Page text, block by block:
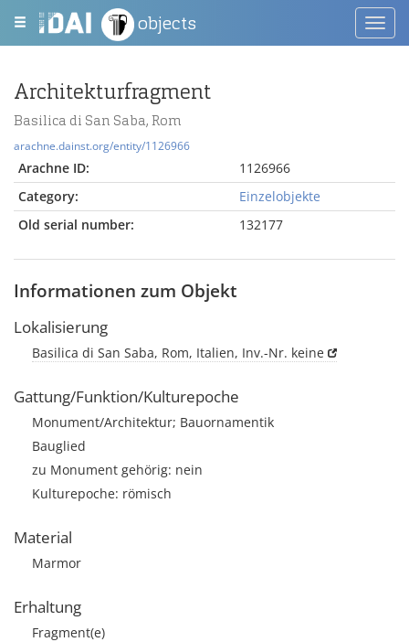
objects
Architekturfragment
Basilica di San Saba, Rom
arachne.dainst.org/entity/1126966
Arachne ID:
1126966
Category:
Einzelobjekte
Old serial number:
132177
Informationen zum Objekt
Lokalisierung
Basilica di San Saba, Rom, Italien, Inv.-Nr. keine
Gattung/Funktion/Kulturepoche
Monument/Architektur; Bauornamentik
Bauglied
zu Monument gehörig: nein
Kulturepoche: römisch
Material
Marmor
Erhaltung
Fragment(e)